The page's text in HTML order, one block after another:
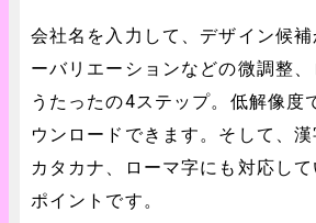
会社名を入力して、デザイン候
ーバリエーションなどの微調整
うたったの4ステップ。低解像度
ウンロードできます。そして、漢
カタカナ、ローマ字にも対応し
ポイントです。